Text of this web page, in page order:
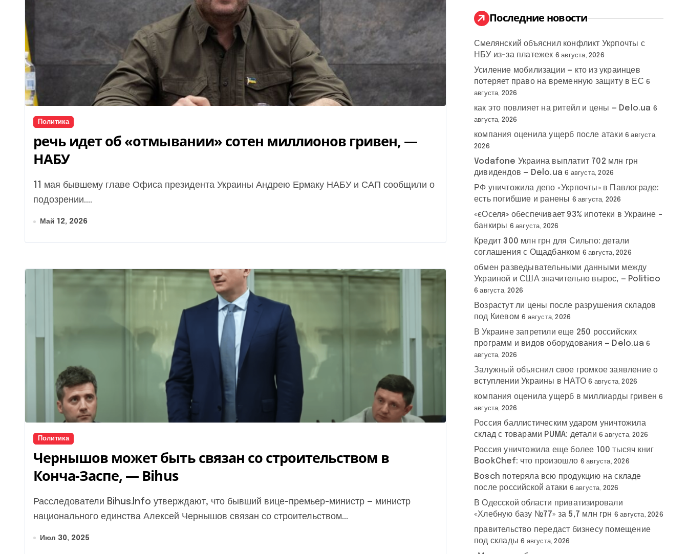
Политика
речь идет об «отмывании» сотен миллионов гривен, —
НАБУ
11 мая бывшему главе Офиса президента Украины Андрею Ермаку НАБУ и САП сообщили о
подозрении....
Май 12, 2026
Политика
Чернышов может быть связан со строительством в
Конча-Заспе, — Bihus
Расследователи Bihus.Info утверждают, что бывший вице-премьер-министр — министр
национального единства Алексей Чернышов связан со строительством...
Июл 30, 2025
:
Последние новости
Смелянский объяснил конфликт Укрпочты с
НБУ из-за платежек 6 августа, 2026
Усиление мобилизации — кто из украинцев
потеряет право на временную защиту в ЕС 6
августа, 2026
как это повлияет на ритейл и цены — Delo.ua 6
августа, 2026
компания оценила ущерб после атаки 6 августа,
2026
Vodafone Украина выплатит 702 млн грн
дивидендов — Delo.ua 6 августа, 2026
РФ уничтожила депо «Укрпочты» в Павлограде:
есть погибшие и ранены 6 августа, 2026
«єОселя» обеспечивает 93% ипотеки в Украине –
банкиры 6 августа, 2026
Кредит 300 млн грн для Сильпо: детали
соглашения с Ощадбанком 6 августа, 2026
обмен разведывательными данными между
Украиной и США значительно вырос, — Politico
6 августа, 2026
Возрастут ли цены после разрушения складов
под Киевом 6 августа, 2026
В Украине запретили еще 250 российских
программ и видов оборудования — Delo.ua 6
августа, 2026
Залужный объяснил свое громкое заявление о
вступлении Украины в НАТО 6 августа, 2026
компания оценила ущерб в миллиарды гривен 6
августа, 2026
Россия баллистическим ударом уничтожила
склад с товарами PUMA: детали 6 августа, 2026
Россия уничтожила еще более 100 тысяч книг
BookChef: что произошло 6 августа, 2026
Bosch потеряла всю продукцию на складе
после российской атаки 6 августа, 2026
В Одесской области приватизировали
«Хлебную базу №77» за 5,7 млн грн 6 августа, 2026
правительство передаст бизнесу помещение
под склады 6 августа, 2026